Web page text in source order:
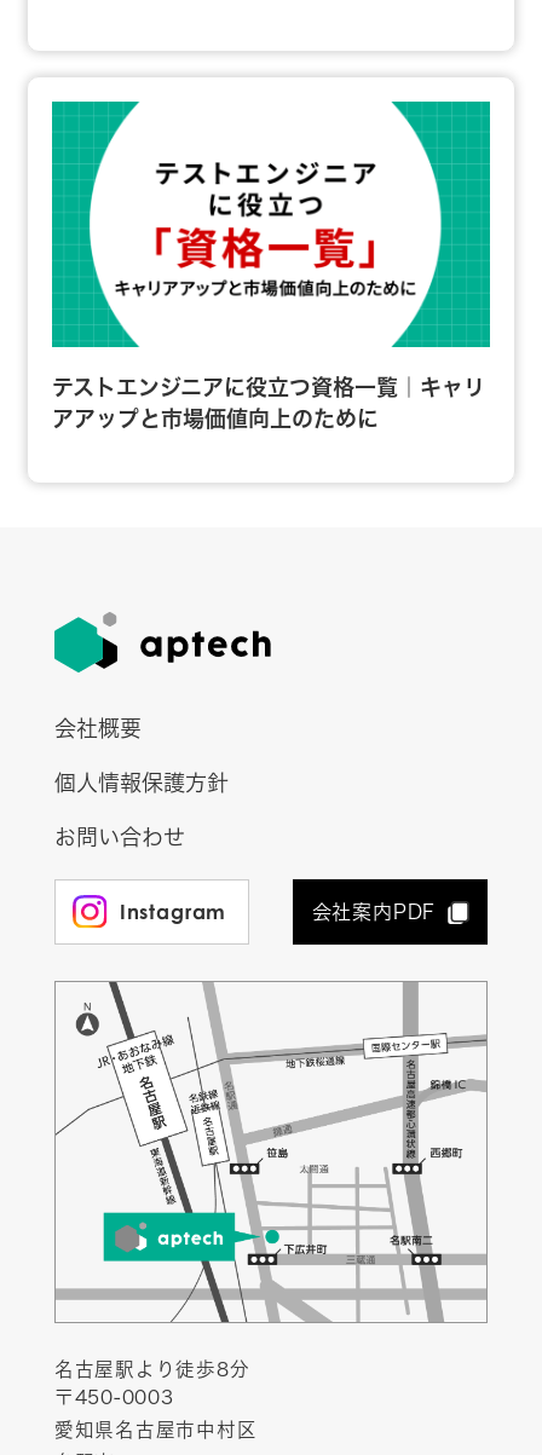
テストエンジニアに役立つ資格一覧｜キャリ
アアップと市場価値向上のために
会社概要
個人情報保護方針
お問い合わせ
Instagram 会社案内PDF
名古屋駅より徒歩8分
〒450-0003
愛知県名古屋市中村区